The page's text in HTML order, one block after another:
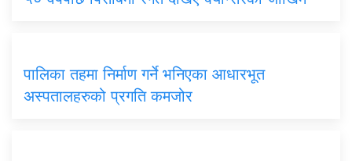
पालिका तहमा निर्माण गर्ने भनिएका आधारभूत
अस्पतालहरुको प्रगति कमजोर